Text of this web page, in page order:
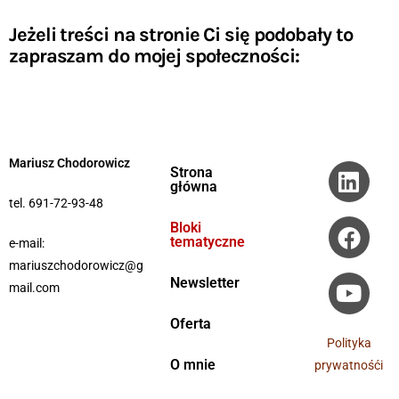
Jeżeli treści na stronie Ci się podobały to
zapraszam do mojej społeczności:
Mariusz Chodorowicz
tel. 691-72-93-48
e-mail:
mariuszchodorowicz@g
mail.com
Strona
główna
Bloki
tematyczne
Newsletter
Oferta
O mnie
Polityka
prywatnośći